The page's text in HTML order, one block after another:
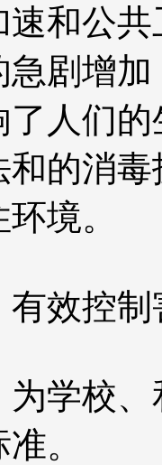
和公
急剧增
了人们
的消
境。
效控
学校
。